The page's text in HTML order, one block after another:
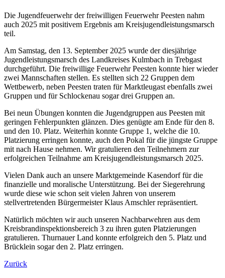
Die Jugendfeuerwehr der freiwilligen Feuerwehr Peesten nahm
auch 2025 mit positivem Ergebnis am Kreisjugendleistungsmarsch
teil.
Am Samstag, den 13. September 2025 wurde der diesjährige
Jugendleistungsmarsch des Landkreises Kulmbach in Trebgast
durchgeführt. Die freiwillige Feuerwehr Peesten konnte hier wieder
zwei Mannschaften stellen. Es stellten sich 22 Gruppen dem
Wettbewerb, neben Peesten traten für Marktleugast ebenfalls zwei
Gruppen und für Schlockenau sogar drei Gruppen an.
Bei neun Übungen konnten die Jugendgruppen aus Peesten mit
geringen Fehlerpunkten glänzen. Dies genügte am Ende für den 8.
und den 10. Platz. Weiterhin konnte Gruppe 1, welche die 10.
Platzierung erringen konnte, auch den Pokal für die jüngste Gruppe
mit nach Hause nehmen. Wir gratulieren den Teilnehmern zur
erfolgreichen Teilnahme am Kreisjugendleistungsmarsch 2025.
Vielen Dank auch an unsere Marktgemeinde Kasendorf für die
finanzielle und moralische Unterstützung. Bei der Siegerehrung
wurde diese wie schon seit vielen Jahren von unserem
stellvertretenden Bürgermeister Klaus Amschler repräsentiert.
Natürlich möchten wir auch unseren Nachbarwehren aus dem
Kreisbrandinspektionsbereich 3 zu ihren guten Platzierungen
gratulieren. Thurnauer Land konnte erfolgreich den 5. Platz und
Brücklein sogar den 2. Platz erringen.
Zurück